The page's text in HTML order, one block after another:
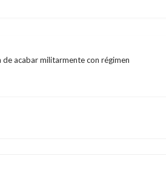
acabar militarmente con régimen